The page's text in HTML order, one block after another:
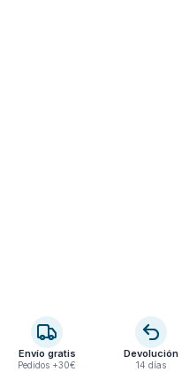
Envío gratis
Pedidos +30€
Devolución
14 días